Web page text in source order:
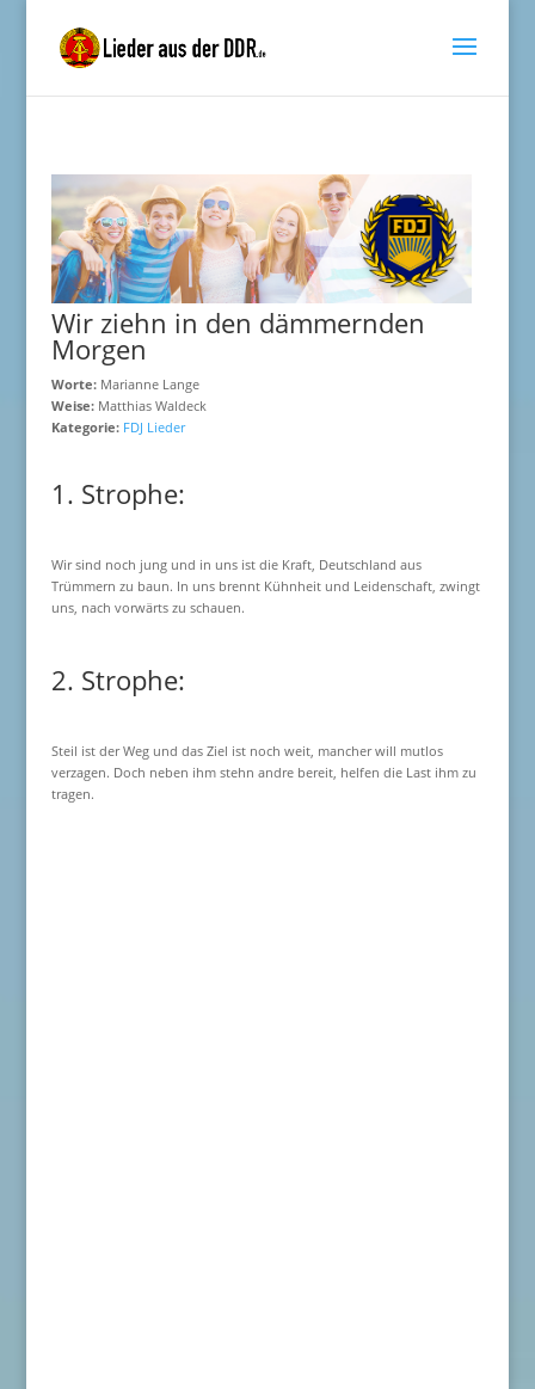
Wir ziehn in den dämmernden
Morgen
Worte:Marianne Lange
Weise:Matthias Waldeck
Kategorie: FDJ Lieder
1. Strophe:
Wir sind noch jung und in uns ist die Kraft, Deutschland aus
Trümmern zu baun. In uns brennt Kühnheit und Leidenschaft, zwingt
uns, nach vorwärts zu schauen.
2. Strophe:
Steil ist der Weg und das Ziel ist noch weit, mancher will mutlos
verzagen. Doch neben ihm stehn andre bereit, helfen die Last ihm zu
tragen.